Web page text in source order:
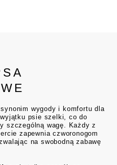
wygody i komfortu dla
psie szelki, co do
szczególną wagę. Każdy z
zapewnia czworonogom
na swobodną zabawę